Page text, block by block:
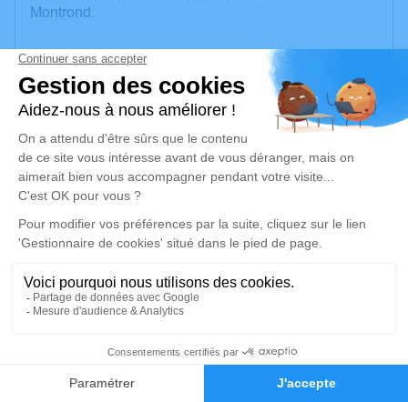
Faire-part Hommages
Montrond.
Nous vous invitons à utiliser cet espace pour laisser
vos condoléances, partager des photos souvenirs,
une anecdote ou exprimer vos pensées à travers des
poèmes ou des textes. Cet endroit est un lieu
d'expression dédié à honorer la mémoire d’Aimé
NADOT.
Un service de plantation d’arbre hommage est
disponible ici.
mercredi 28 décembre 2022 à 10h30
Église de Charenton-du-Cher
Rue de la Cure